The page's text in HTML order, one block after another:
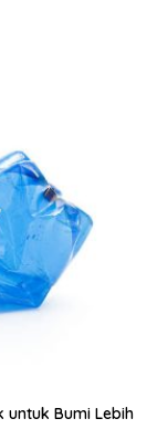
untuk Bumi Lebih